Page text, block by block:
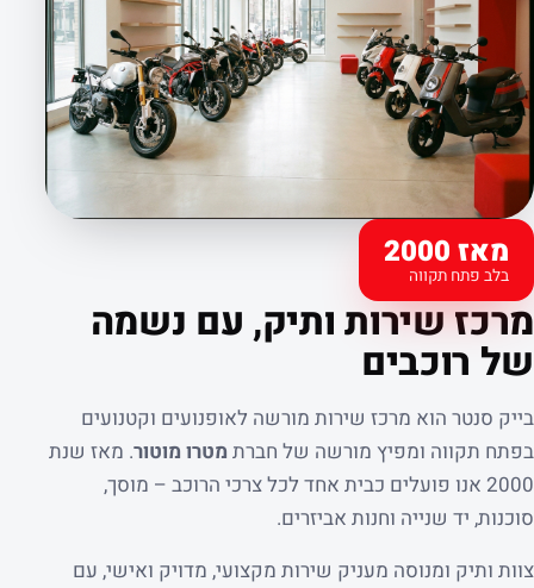
מאז 2000
בלב פתח תקווה
קצת עלינו
מרכז שירות ותיק, עם נשמה
של רוכבים
בייק סנטר הוא מרכז שירות מורשה לאופנועים וקטנועים
בפתח תקווה ומפיץ מורשה של חברת מטרו מוטור. מאז שנת
2000 אנו פועלים כבית אחד לכל צרכי הרוכב – מוסך,
סוכנות, יד שנייה וחנות אביזרים.
צוות ותיק ומנוסה מעניק שירות מקצועי, מדויק ואישי, עם